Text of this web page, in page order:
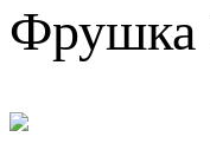
Фрушка